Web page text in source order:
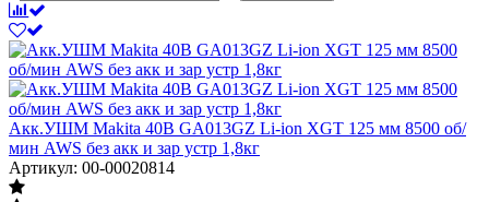
Акк.УШМ Makita 40В GA013GZ Li-ion XGT 125 мм 8500 об/
мин AWS без акк и зар устр 1,8кг
Артикул: 00-00020814